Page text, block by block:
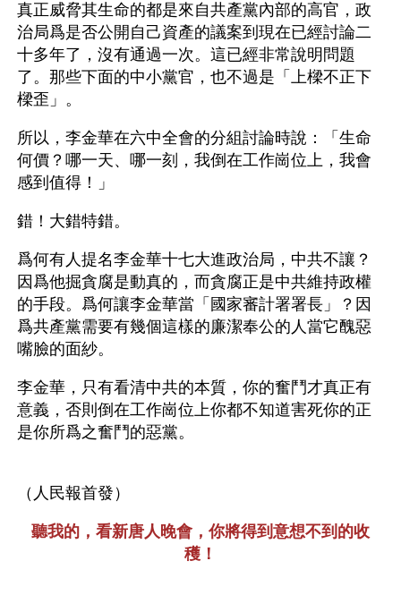
真正威脅其生命的都是來自共產黨內部的高官，政
治局爲是否公開自己資產的議案到現在已經討論二
十多年了，沒有通過一次。這已經非常說明問題
了。那些下面的中小黨官，也不過是「上樑不正下
樑歪」。
所以，李金華在六中全會的分組討論時說：「生命
何價？哪一天、哪一刻，我倒在工作崗位上，我會
感到值得！」
錯！大錯特錯。
爲何有人提名李金華十七大進政治局，中共不讓？
因爲他掘貪腐是動真的，而貪腐正是中共維持政權
的手段。爲何讓李金華當「國家審計署署長」？因
爲共產黨需要有幾個這樣的廉潔奉公的人當它醜惡
嘴臉的面紗。
李金華，只有看清中共的本質，你的奮鬥才真正有
意義，否則倒在工作崗位上你都不知道害死你的正
是你所爲之奮鬥的惡黨。
（人民報首發）
聽我的，看新唐人晚會，你將得到意想不到的收
穫！